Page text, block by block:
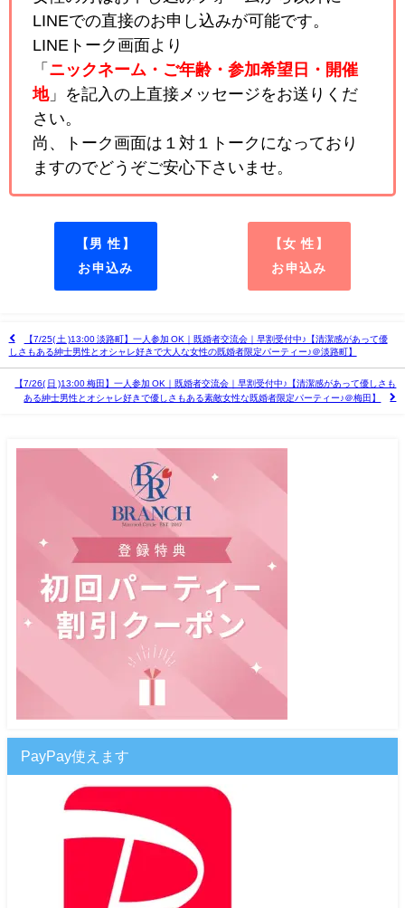
LINEでの直接のお申し込みが可能です。
LINEトーク画面より
「 ニックネーム・ご年齢・参加希望日・開催
地」を記入の上直接メッセージをお送りくだ
さい。
尚、トーク画面は１対１トークになっており
ますのでどうぞご安心下さいませ。
【男 性】
お申込み
【女 性】
お申込み
【7/25( 土 )13:00 淡路町】一人参加 OK｜既婚者交流会｜早割受付中♪【清潔感があって優
しさもある紳士男性とオシャレ好きで大人な女性の既婚者限定パーティー♪＠淡路町】
【7/26( 日 )13:00 梅田】一人参加 OK｜既婚者交流会｜早割受付中♪【清潔感があって優しさも
ある紳士男性とオシャレ好きで優しさもある素敵女性な既婚者限定パーティー♪＠梅田】
PayPay使えます